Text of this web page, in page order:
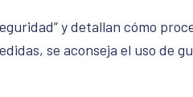
y detallan cómo
se aconseja el uso de